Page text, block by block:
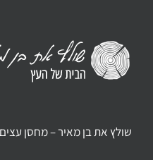
שולץ את בן מאיר – מחסן עצים